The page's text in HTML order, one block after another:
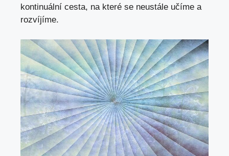
kontinuální cesta, na které se neustále učíme a
rozvíjíme.